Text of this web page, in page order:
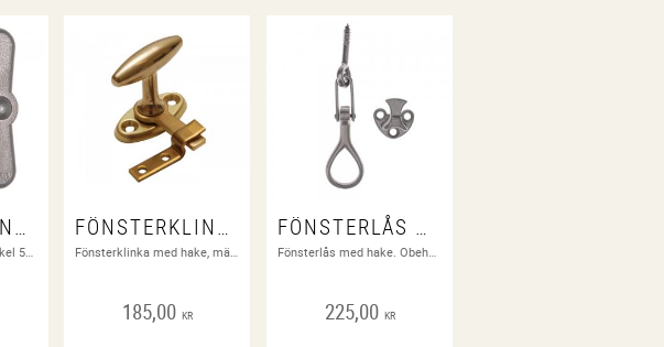
FÖNSTERKLINKA
Passande hake: se artikel 5143N. Hake ingår ej i priset. Spårskruv ingår.
FÖNSTERKLINKA MED HAKE
Fönsterklinka med hake, mässing eller förnicklad mässing. Skruv ingår.
185,00 KR
FÖNSTERLÅS MED HAKE
Fönsterlås med hake. Obehandlat segjärn eller förnicklat segjärn. Haken kan köpas separat (35 kr för obehandlad och 50 kr för förnicklad). Skruv ingår.
225,00 KR